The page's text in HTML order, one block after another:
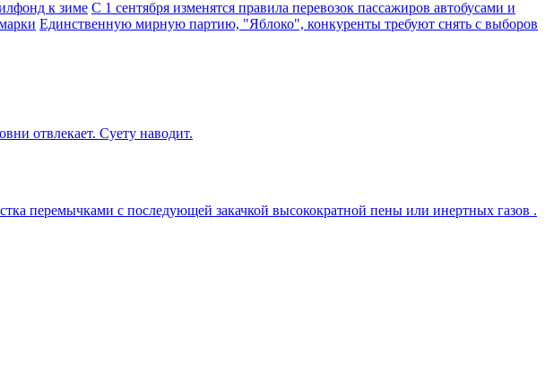
к зиме С 1 сентября изменятся правила перевозок пассажиров автобусами и
Единственную мирную партию, "Яблоко", конкуренты требуют снять с выборов
отвлекает. Суету наводит.
перемычками с последующей закачкой высокократной пены или инертных газов .